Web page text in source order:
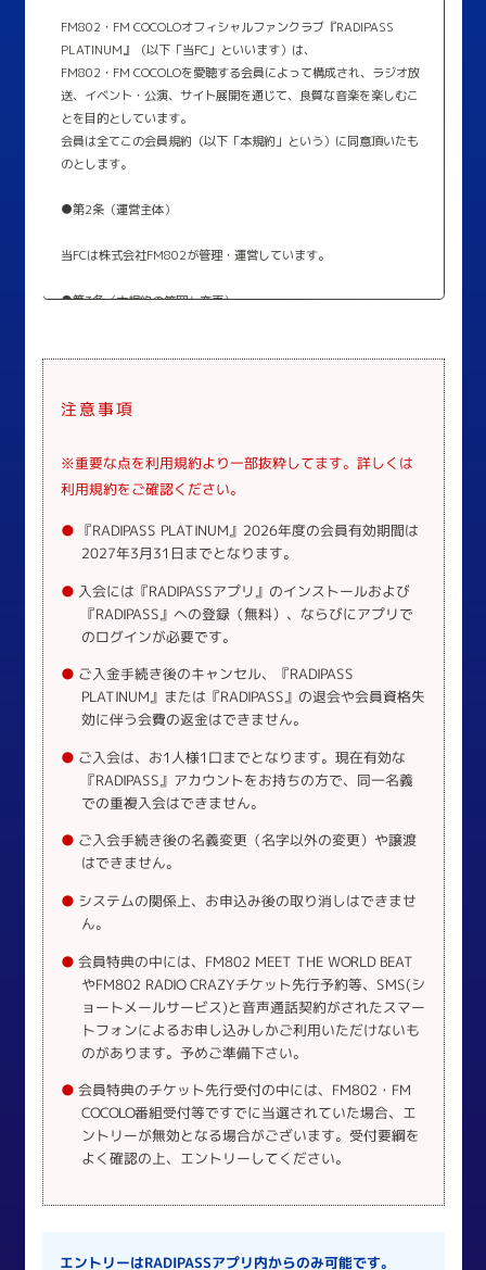
FM802・FM COCOLOオフィシャルファンクラブ『RADIPASS
PLATINUM』（以下「当FC」といいます）は、
FM802・FM COCOLOを愛聴する会員によって構成され、ラジオ放
送、イベント・公演、サイト展開を通じて、良質な音楽を楽しむこ
とを目的としています。
会員は全てこの会員規約（以下「本規約」という）に同意頂いたも
のとします。
●第2条（運営主体）
当FCは株式会社FM802が管理・運営しています。
●第3条（本規約の範囲と変更）
【3】本規約は変更する場合があります。変更する場合は、当FCの
せします。
【4】本規約の変更は、当FCの会員専用ページに掲載された時点か
●第4条（通知と同意）
【1】当FCから会員へのお知らせは、RADIPASSアプリの通知、郵送
物や電子メール、当FCの会員専用ページ等、当FCが最善と判断した
方法で行ないます。
【2】当FCからのメール配信は、会員本人が登録・変更をしたメー
ルアドレスに配信し、未登録・誤登録による不達及び登録者不都合
や加入されているプロバイダ（携帯電話会社を含む）都合によるメ
【第二章 会員】
【1】本規約における「会員」とは、日本国内に居住する個人で、
『RADIPASS』の会員資格を有し、本規約を承諾の上、当FCに入会
を申し込み、年会費を納入し、当FCが入会を承認した個人をいいま
ので、ご了承下さい。
【2】会員は、下記の条件を全て満たすものとします。
1.入会申し込みの際、申告する登録情報の全ての項目に関して、虚
偽の申告がないこと、また誤記・記入漏れがないこと
2.日本国内に郵便で配達可能な所在地があること
4.既に会員登録をしていないこと、または同一個人で重複登録をし
ていないこと
5.FM802・FM COCOLOにおいて、規約違反の処分歴、あるいはそ
れに相当する履歴がないこと
めに応じて身分証明書またはその写しを当FCに提示すること
注意事項
※重要な点を利用規約より一部抜粋してます。詳しくは
利用規約をご確認ください。
『RADIPASS PLATINUM』2026年度の会員有効期間は
2027年3月31日までとなります。
入会には『RADIPASSアプリ』のインストールおよび
『RADIPASS』への登録（無料）、ならびにアプリで
のログインが必要です。
ご入金手続き後のキャンセル、『RADIPASS
PLATINUM』または『RADIPASS』の退会や会員資格失
効に伴う会費の返金はできません。
ご入会は、お1人様1口までとなります。現在有効な
『RADIPASS』アカウントをお持ちの方で、同一名義
での重複入会はできません。
ご入会手続き後の名義変更（名字以外の変更）や譲渡
はできません。
システムの関係上、お申込み後の取り消しはできませ
ん。
会員特典の中には、FM802 MEET THE WORLD BEAT
やFM802 RADIO CRAZYチケット先行予約等、SMS(シ
ョートメールサービス)と音声通話契約がされたスマー
トフォンによるお申し込みしかご利用いただけないも
のがあります。予めご準備下さい。
会員特典のチケット先行受付の中には、FM802・FM
COCOLO番組受付等ですでに当選されていた場合、エ
ントリーが無効となる場合がございます。受付要綱を
よく確認の上、エントリーしてください。
エントリーはRADIPASSアプリ内からのみ可能です。